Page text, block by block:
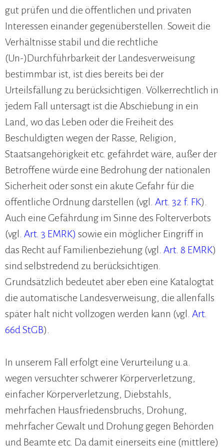
gut prüfen und die öffentlichen und privaten
Interessen einander gegenüberstellen. Soweit die
Verhältnisse stabil und die rechtliche
(Un-)Durchführbarkeit der Landesverweisung
bestimmbar ist, ist dies bereits bei der
Urteilsfällung zu berücksichtigen. Völkerrechtlich in
jedem Fall untersagt ist die Abschiebung in ein
Land, wo das Leben oder die Freiheit des
Beschuldigten wegen der Rasse, Religion,
Staatsangehörigkeit etc. gefährdet wäre, außer der
Betroffene würde eine Bedrohung der nationalen
Sicherheit oder sonst ein akute Gefahr für die
öffentliche Ordnung darstellen (vgl. Art. 32 f. FK).
Auch eine Gefährdung im Sinne des Folterverbots
(vgl. Art. 3 EMRK) sowie ein möglicher Eingriff in
das Recht auf Familienbeziehung (vgl. Art. 8 EMRK)
sind selbstredend zu berücksichtigen.
Grundsätzlich bedeutet aber eben eine Katalogtat
die automatische Landesverweisung, die allenfalls
später halt nicht vollzogen werden kann (vgl. Art.
66d StGB).
In unserem Fall erfolgt eine Verurteilung u.a.
wegen versuchter schwerer Körperverletzung,
einfacher Körperverletzung, Diebstahls,
mehrfachen Hausfriedensbruchs, Drohung,
mehrfacher Gewalt und Drohung gegen Behörden
und Beamte etc. Da damit einerseits eine (mittlere)